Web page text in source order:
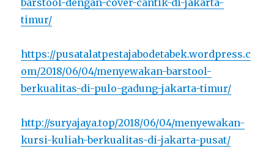
barstool-dengan-cover-cantik-di-jakarta-
timur/
https://pusatalatpestajabodetabek.wordpress.c
om/2018/06/04/menyewakan-barstool-
berkualitas-di-pulo-gadung-jakarta-timur/
http://suryajaya.top/2018/06/04/menyewakan-
kursi-kuliah-berkualitas-di-jakarta-pusat/